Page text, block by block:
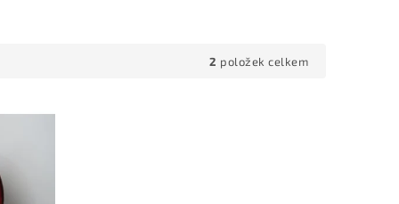
2 položek celkem